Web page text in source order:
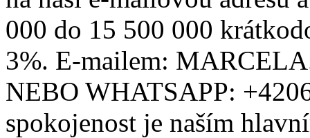
000 do 15 500 000
3%. E-mailem:
NEBO WHATSAPP:
spokojenost je naším